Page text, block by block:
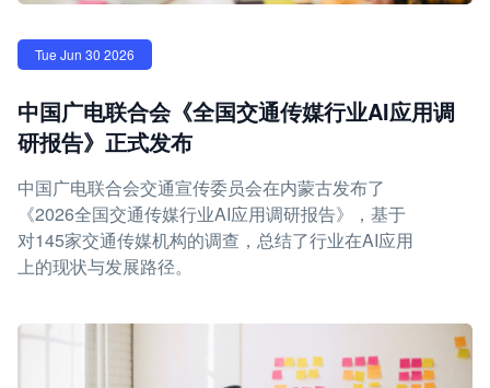
Tue Jun 30 2026
中国广电联合会《全国交通传媒行业AI应用调
研报告》正式发布
中国广电联合会交通宣传委员会在内蒙古发布了
《2026全国交通传媒行业AI应用调研报告》，基于
对145家交通传媒机构的调查，总结了行业在AI应用
上的现状与发展路径。